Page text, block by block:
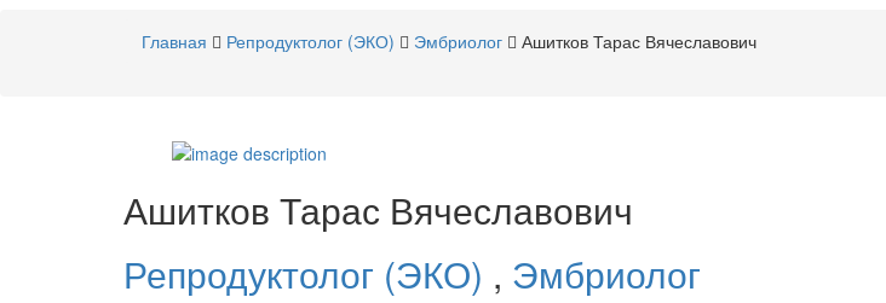
Главная Репродуктолог (ЭКО) Эмбриолог Ашитков Тарас Вячеславович
Ашитков Тарас Вячеславович
Репродуктолог (ЭКО) , Эмбриолог